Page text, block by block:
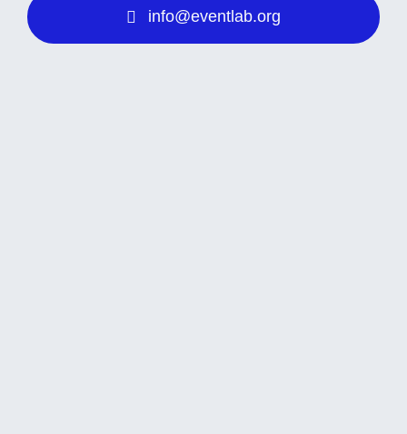
info@eventlab.org